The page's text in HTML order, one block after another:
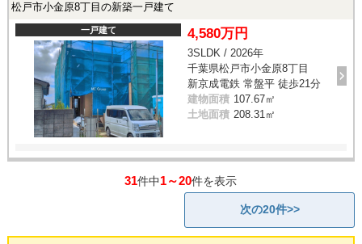
松戸市小金原8丁目の新築一戸建て
一戸建て 4,580万円
3SLDK / 2026年
千葉県松戸市小金原8丁目
新京成電鉄 常盤平 徒歩21分
建物面積 107.67㎡
土地面積 208.31㎡
31件中1～20件を表示
次の20件>>